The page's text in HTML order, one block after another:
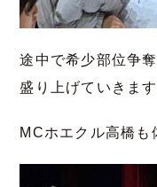
途中で希少部位争
盛り上げていきます
MCホエクル高橋